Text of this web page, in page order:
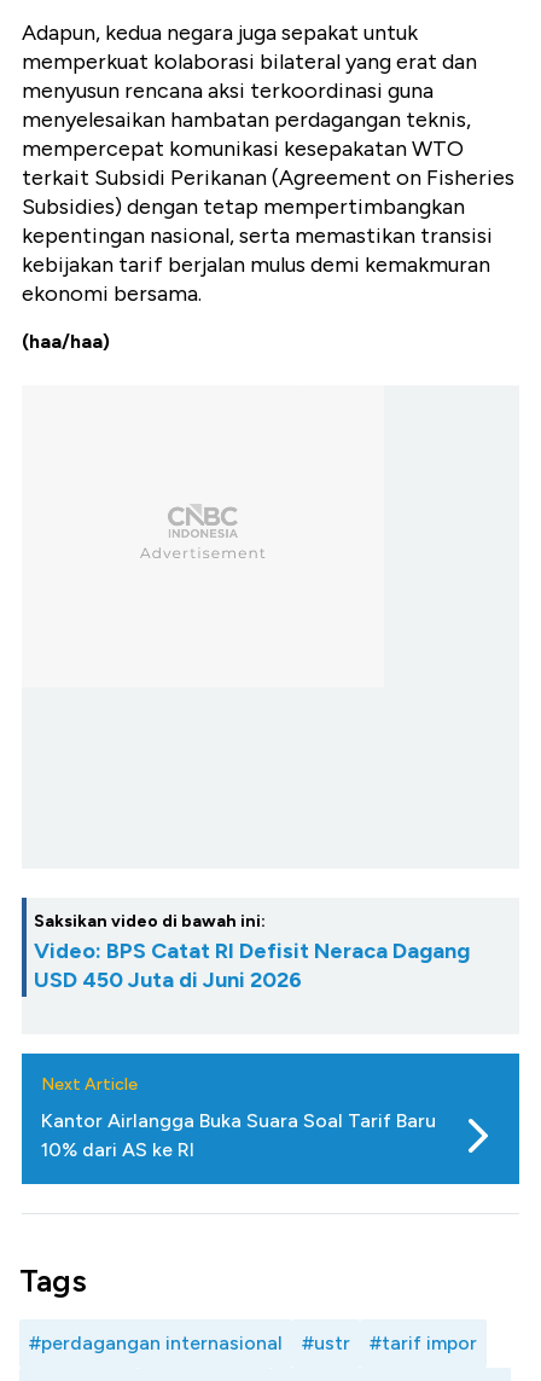
Adapun, kedua negara juga sepakat untuk
memperkuat kolaborasi bilateral yang erat dan
menyusun rencana aksi terkoordinasi guna
menyelesaikan hambatan perdagangan teknis,
mempercepat komunikasi kesepakatan WTO
terkait Subsidi Perikanan (Agreement on Fisheries
Subsidies) dengan tetap mempertimbangkan
kepentingan nasional, serta memastikan transisi
kebijakan tarif berjalan mulus demi kemakmuran
ekonomi bersama.
(haa/haa)
Saksikan video di bawah ini:
Video: BPS Catat RI Defisit Neraca Dagang
USD 450 Juta di Juni 2026
Next Article
Kantor Airlangga Buka Suara Soal Tarif Baru
10% dari AS ke RI
Tags
#perdagangan internasional #ustr #tarif impor